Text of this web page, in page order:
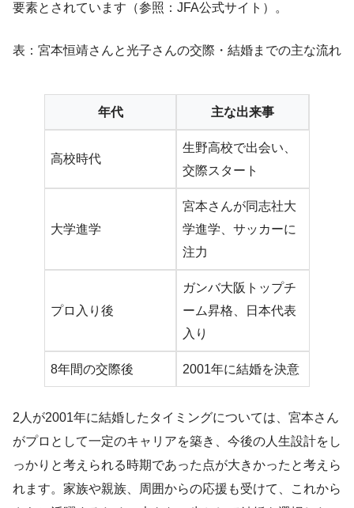
要素とされています（参照：JFA公式サイト）。
表：宮本恒靖さんと光子さんの交際・結婚までの主な流れ
年代 主な出来事
高校時代
生野高校で出会い、
交際スタート
大学進学
宮本さんが同志社大
学進学、サッカーに
注力
プロ入り後
ガンバ大阪トップチ
ーム昇格、日本代表
入り
8年間の交際後 2001年に結婚を決意
2人が2001年に結婚したタイミングについては、宮本さん
がプロとして一定のキャリアを築き、今後の人生設計をし
っかりと考えられる時期であった点が大きかったと考えら
れます。家族や親族、周囲からの応援も受けて、これから